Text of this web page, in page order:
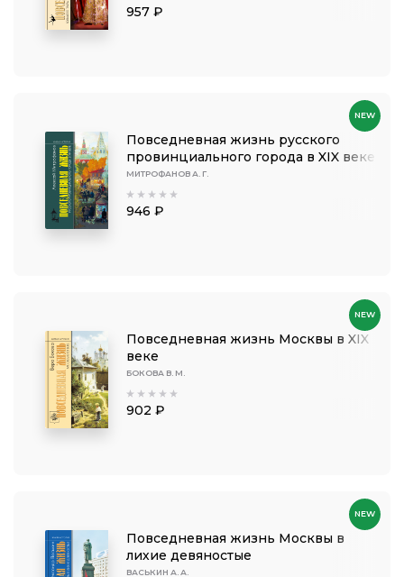
957 ₽
Повседневная жизнь русского
провинциального города в XIX веке
МИТРОФАНОВ А. Г.
946 ₽
NEW
Повседневная жизнь Москвы в XIX
веке
БОКОВА В. М.
902 ₽
NEW
Повседневная жизнь Москвы в
лихие девяностые
ВАСЬКИН А. А.
NEW